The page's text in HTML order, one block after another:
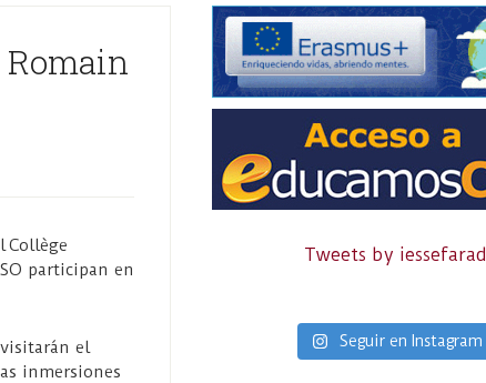
​Collège
participan en
el
inmersiones
Tweets by iessefarad
Seguir en Instagram